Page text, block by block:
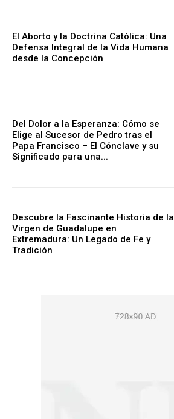
El Aborto y la Doctrina Católica: Una
Defensa Integral de la Vida Humana
desde la Concepción
Del Dolor a la Esperanza: Cómo se
Elige al Sucesor de Pedro tras el
Papa Francisco – El Cónclave y su
Significado para una...
Descubre la Fascinante Historia de la
Virgen de Guadalupe en
Extremadura: Un Legado de Fe y
Tradición